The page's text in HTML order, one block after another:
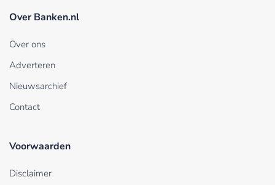
Over Banken.nl
Over ons
Adverteren
Nieuwsarchief
Contact
Voorwaarden
Disclaimer